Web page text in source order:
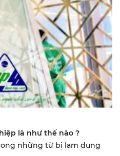
là như thế nào ?
những từ bị lạm dụng